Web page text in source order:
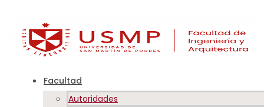
Facultad
Autoridades